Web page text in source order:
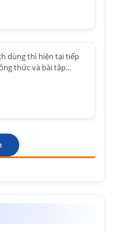
dùng thì hiện tại tiếp
thức và bài tập...